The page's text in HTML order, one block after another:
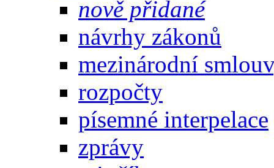
nově přidané
návrhy zákonů
mezinárodní
rozpočty
písemné interpelace
zprávy